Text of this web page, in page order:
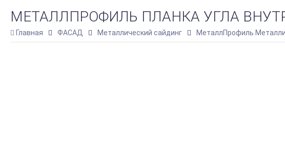
МЕТАЛЛПРОФИЛЬ ПЛАНКА УГЛА
Главная ФАСАД Металлический сайдинг МеталлПрофиль